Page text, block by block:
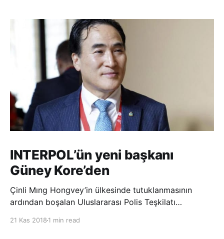
INTERPOL’ün yeni başkanı
Güney Kore’den
Çinli Mıng Hongvey’in ülkesinde tutuklanmasının
ardından boşalan Uluslararası Polis Teşkilatı
21 Kas 2018 1 min read